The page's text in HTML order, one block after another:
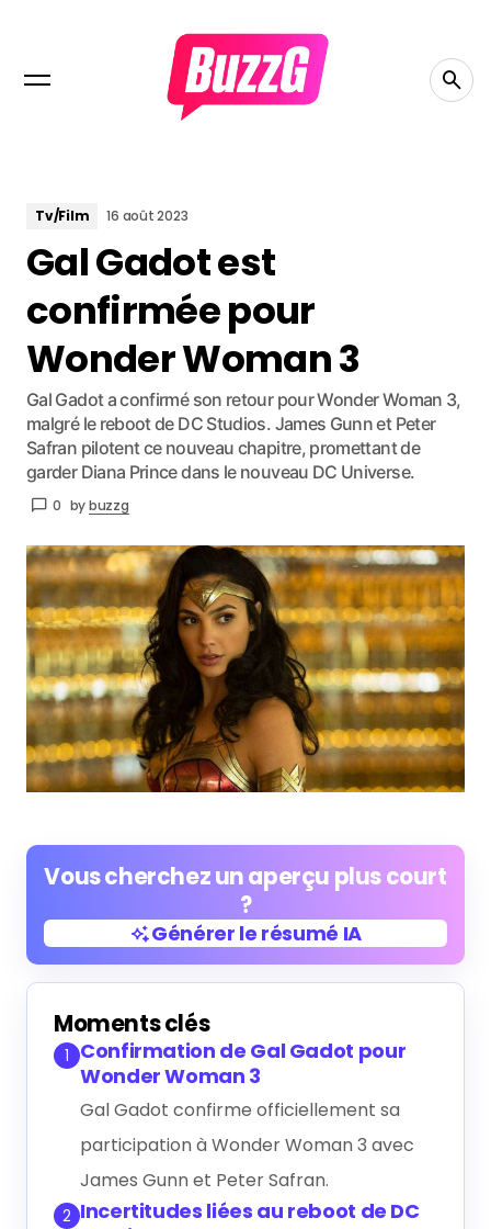
Tv/Film 16 août 2023
Gal Gadot est
confirmée pour
Wonder Woman 3
Gal Gadot a confirmé son retour pour Wonder Woman 3,
malgré le reboot de DC Studios. James Gunn et Peter
Safran pilotent ce nouveau chapitre, promettant de
garder Diana Prince dans le nouveau DC Universe.
0 bybuzzg
Vous cherchez un aperçu plus court
?
Générer le résumé IA
Générer le résumé IA
Moments clés
1
Confirmation de Gal Gadot pour
Wonder Woman 3
Gal Gadot confirme officiellement sa
participation à Wonder Woman 3 avec
James Gunn et Peter Safran.
2 Incertitudes liées au reboot de DC